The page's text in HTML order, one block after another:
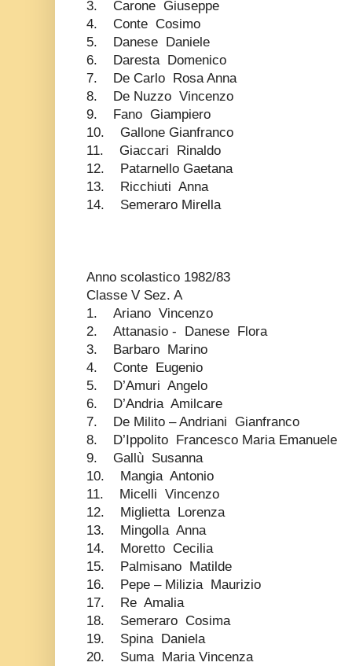
3. Carone Giuseppe
4. Conte Cosimo
5. Danese Daniele
6. Daresta Domenico
7. De Carlo Rosa Anna
8. De Nuzzo Vincenzo
9. Fano Giampiero
10. Gallone Gianfranco
11. Giaccari Rinaldo
12. Patarnello Gaetana
13. Ricchiuti Anna
14. Semeraro Mirella
Anno scolastico 1982/83
Classe V Sez. A
1. Ariano Vincenzo
2. Attanasio - Danese Flora
3. Barbaro Marino
4. Conte Eugenio
5. D’Amuri Angelo
6. D’Andria Amilcare
7. De Milito – Andriani Gianfranco
8. D’Ippolito Francesco Maria Emanuele
9. Gallù Susanna
10. Mangia Antonio
11. Micelli Vincenzo
12. Miglietta Lorenza
13. Mingolla Anna
14. Moretto Cecilia
15. Palmisano Matilde
16. Pepe – Milizia Maurizio
17. Re Amalia
18. Semeraro Cosima
19. Spina Daniela
20. Suma Maria Vincenza